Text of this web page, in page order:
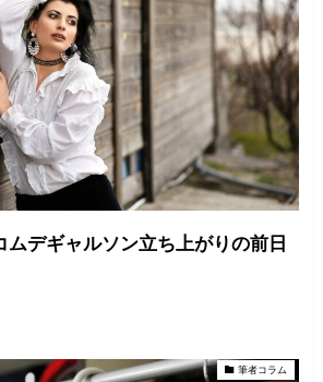
ムデギャルソン立ち上がりの前日
筆者コラム